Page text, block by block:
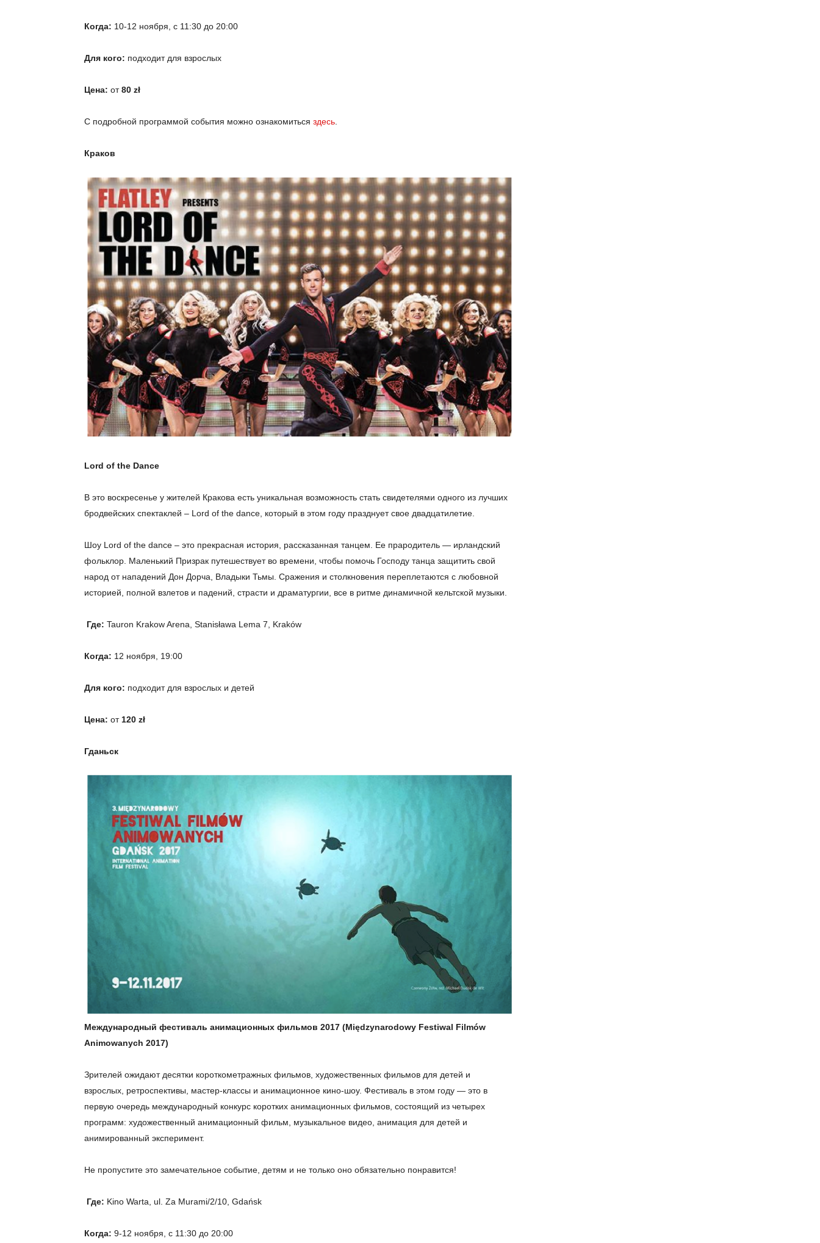
Когда: 10-12 ноября, с 11:30 до 20:00
Для кого: подходит для взрослых
Цена: от80 zł
С подробной программой события можно ознакомиться здесь
Краков
Lord of the Dance
В это воскресенье у жителей Кракова есть уникальная возможность стать свидетелями одного из лучших
бродвейских спектаклей – Lord of the dance, который в этом году празднует свое двадцатилетие.
Шоу Lord of the dance – это прекрасная история, рассказанная танцем. Ее прародитель — ирландский
фольклор. Маленький Призрак путешествует во времени, чтобы помочь Господу танца защитить свой
народ от нападений Дон Дорча, Владыки Тьмы. Сражения и столкновения переплетаются с любовной
историей, полной взлетов и падений, страсти и драматургии, все в ритме динамичной кельтской музыки.
Где: Tauron Krakow Arena, Stanisława Lema 7, Kraków
Когда: 12 ноября, 19:00
Для кого: подходит для взрослых и детей
Цена: от120 zł
Гданьск
Международный фестиваль анимационных фильмов 2017 (Międzynarodowy Festiwal Filmów
Animowanych 2017)
Зрителей ожидают десятки короткометражных фильмов, художественных фильмов для детей и
взрослых, ретроспективы, мастер-классы и анимационное кино-шоу. Фестиваль в этом году — это в
первую очередь международный конкурс коротких анимационных фильмов, состоящий из четырех
программ: художественный анимационный фильм, музыкальное видео, анимация для детей и
анимированный эксперимент.
Не пропустите это замечательное событие, детям и не только оно обязательно понравится!
Где: Kino Warta, ul. Za Murami/2/10, Gdańsk
Когда: 9-12 ноября, с 11:30 до 20:00